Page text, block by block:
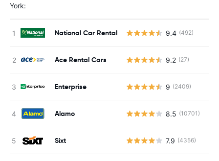
York:
National Car Rental 9.4 (492)
Ace Rental Cars 9.2 (27)
Enterprise 9 (2409)
Alamo 8.5 (10701)
Sixt 7.9 (4356)